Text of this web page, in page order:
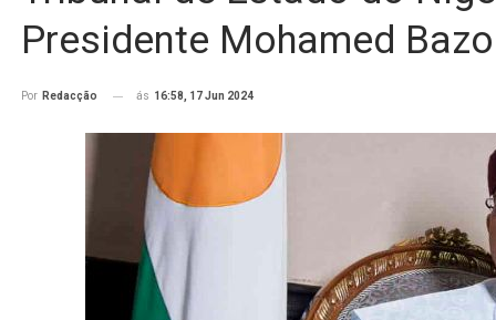
Presidente Mohamed
Por Redacção ás 16:58, 17 Jun 2024